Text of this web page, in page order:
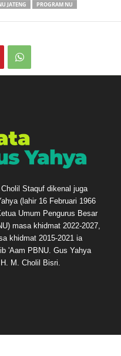
JATENG PROGRAM NU
Staquf dikenal juga
(lahir 16 Februari 1966
Umum Pengurus Besar
masa khidmat 2022-2027,
khidmat 2015-2021 ia
'Aam PBNU. Gus Yahya
M. Cholil Bisri.